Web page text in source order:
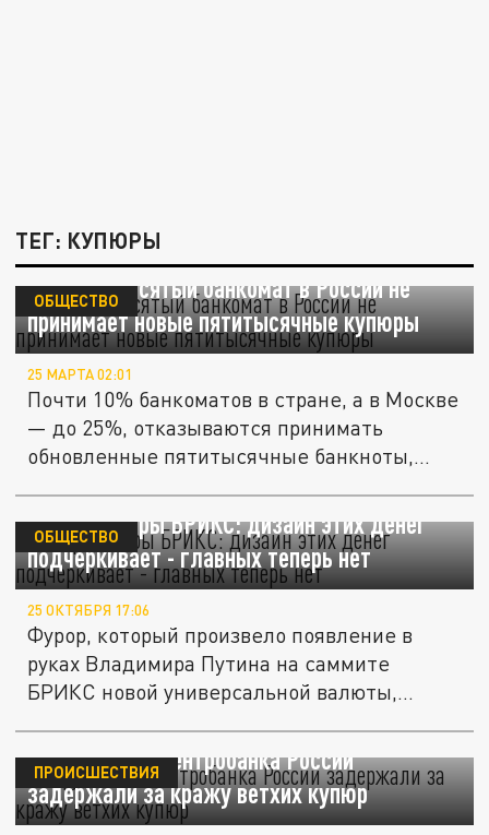
ТЕГ: КУПЮРЫ
Каждый десятый банкомат в России не
принимает новые пятитысячные купюры
ОБЩЕСТВО
25 МАРТА 02:01
Почти 10% банкоматов в стране, а в Москве
— до 25%, отказываются принимать
обновленные пятитысячные банкноты,...
Автор купюры БРИКС: дизайн этих денег
подчеркивает - главных теперь нет
ОБЩЕСТВО
25 ОКТЯБРЯ 17:06
Фурор, который произвело появление в
руках Владимира Путина на саммите
БРИКС новой универсальной валюты,
Сотрудников Центробанка России
задержали за кражу ветхих купюр
ПРОИСШЕСТВИЯ